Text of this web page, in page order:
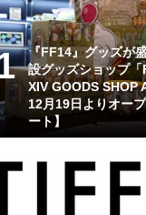
『FF14』グッズが
設グッズショップ
XIV GOODS SHOP
12月19日よりオー
ート】